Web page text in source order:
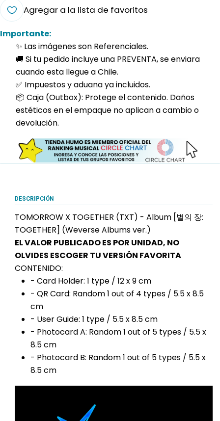
Agregar a la lista de favoritos
Importante:
✨ Las imágenes son Referenciales.
🚚 Si tu pedido incluye una PREVENTA, se enviara
cuando esta llegue a Chile.
✅ Impuestos y aduana ya incluidos.
📦 Caja (Outbox): Protege el contenido. Daños
estéticos en el empaque no aplican a cambio o
devolución.
DESCRIPCIÓN
TOMORROW X TOGETHER (TXT) - Album [별의 장:
TOGETHER] (Weverse Albums ver.)
EL VALOR PUBLICADO ES POR UNIDAD, NO
OLVIDES ESCOGER TU VERSIÓN FAVORITA
CONTENIDO:
- Card Holder: 1 type / 12 x 9 cm
- QR Card: Random 1 out of 4 types / 5.5 x 8.5
cm
- User Guide: 1 type / 5.5 x 8.5 cm
- Photocard A: Random 1 out of 5 types / 5.5 x
8.5 cm
- Photocard B: Random 1 out of 5 types / 5.5 x
8.5 cm